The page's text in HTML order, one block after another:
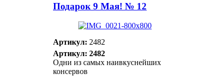
Подарок 9 Мая! № 12
Артикул: 2482
Артикул: 2482
Одни из самых наивкуснейших
консервов